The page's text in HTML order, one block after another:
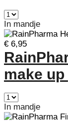
In mandje
€ 6,95
make
In mandje